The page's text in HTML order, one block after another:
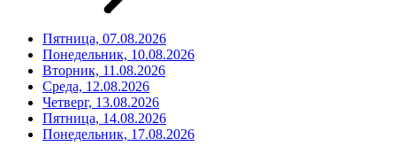
Пятница, 07.08.2026
Понедельник, 10.08.2026
Вторник, 11.08.2026
Среда, 12.08.2026
Четверг, 13.08.2026
Пятница, 14.08.2026
Понедельник, 17.08.2026